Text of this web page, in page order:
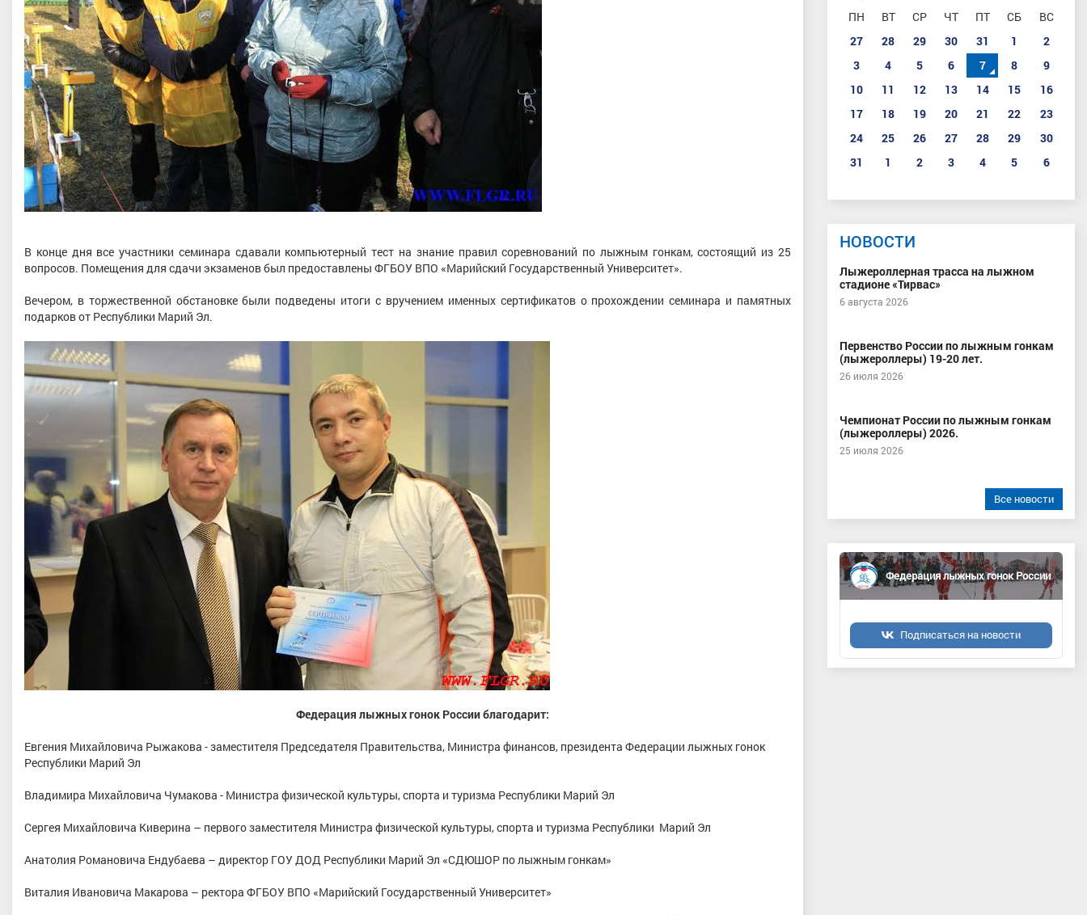
В конце дня все участники семинара сдавали компьютерный тест на знание правил соревнований по лыжным гонкам, состоящий из 25
вопросов. Помещения для сдачи экзаменов был предоставлены ФГБОУ ВПО «Марийский Государственный Университет».
Вечером, в торжественной обстановке были подведены итоги с вручением именных сертификатов о прохождении семинара и памятных
подарков от Республики Марий Эл.
Федерация лыжных гонок России благодарит:
Евгения Михайловича Рыжакова - заместителя Председателя Правительства, Министра финансов, президента Федерации лыжных гонок
Республики Марий Эл
Владимира Михайловича Чумакова - Министра физической культуры, спорта и туризма Республики Марий Эл
Сергея Михайловича Киверина – первого заместителя Министра физической культуры, спорта и туризма Республики Марий Эл
Анатолия Романовича Ендубаева – директор ГОУ ДОД Республики Марий Эл «СДЮШОР по лыжным гонкам»
Виталия Ивановича Макарова – ректора ФГБОУ ВПО «Марийский Государственный Университет»
ПН ВТ СР ЧТ ПТ СБ
ВС
27
28 29 30 31 1
2
3
4 5 6 7 8
9
10
11 12 13 14 15
16
17
18 19 20 21 22
23
24
25 26 27 28 29
30
31
1 2 3 4 5 6
НОВОСТИ
Лыжероллерная трасса на лыжном
стадионе «Тирвас»
6 августа 2026
Первенство России по лыжным гонкам
(лыжероллеры) 19-20 лет.
26 июля 2026
Чемпионат России по лыжным гонкам
(лыжероллеры) 2026.
25 июля 2026
Все новости
Федерация лыжных гонок России
Подписаться на новости